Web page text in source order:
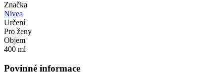
Značka
Nivea
Určení
Pro ženy
Objem
400 ml
Povinné informace